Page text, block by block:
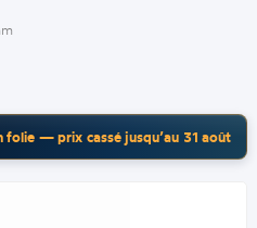
folie — prix cassé jusqu’au 31 août